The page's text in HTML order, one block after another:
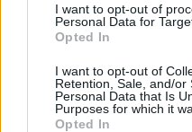
I want to opt-out of
Personal Data for
Opted In
I want to opt-out of
Retention, Sale, and/or
Personal Data that Is
Purposes for which it
Opted In